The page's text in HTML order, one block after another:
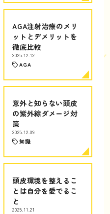
AGA注射治療のメリ
ットとデメリットを
徹底比較
2025.12.12
AGA
意外と知らない頭皮
の紫外線ダメージ対
策
2025.12.09
知識
頭皮環境を整えるこ
とは自分を愛でるこ
と
2025.11.21